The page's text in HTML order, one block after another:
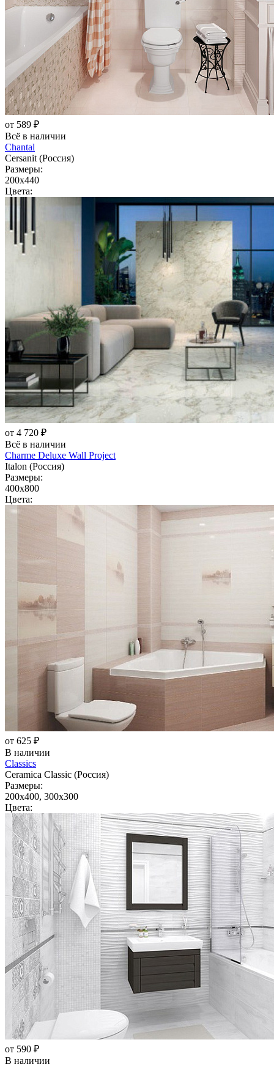
от 589 ₽
Всё в наличии
Chantal
Cersanit (Россия)
Размеры:
200x440
Цвета:
от 4 720 ₽
Всё в наличии
Charme Deluxe Wall Project
Italon (Россия)
Размеры:
400x800
Цвета:
от 625 ₽
В наличии
Classics
Ceramica Classic (Россия)
Размеры:
200x400, 300x300
Цвета:
от 590 ₽
В наличии